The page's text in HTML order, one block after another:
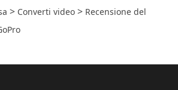
> Converti video > Recensione del